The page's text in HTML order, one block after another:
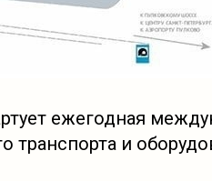
ежегодная
и